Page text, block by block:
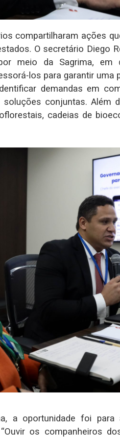
compartilharam ações
O secretário Diego
meio da Sagrima, em
los para garantir
demandas em
conjuntas. Além
cadeias de
a oportunidade foi
os companheiros